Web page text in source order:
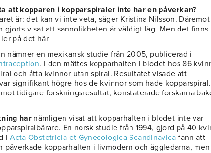
att kopparen i kopparspiraler inte har en påverkan?
är: det kan vi inte veta, säger Kristina Nilsson. Däremot
gjorts visat att sannolikheten är väldigt låg. Men det finns
på det här.
nämner en mexikansk studie från 2005, publicerad i
. I den mättes kopparhalten i blodet hos 86
och åtta kvinnor utan spiral. Resultatet visade att
signifikant högre hos de kvinnor som hade kopparspiral.
tidigare forskningsresultat, konstaterade forskarna
har nämligen visat att kopparhalten i blodet inte var
En norsk studie från 1994, gjord på 40
iActa Obstetricia et Gynecologica Scandinavica fann att
påverkade kopparhalten i livmodern och äggledarna,